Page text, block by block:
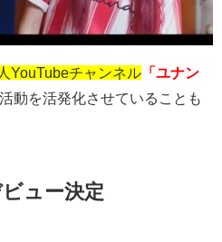
YouTubeチャンネル 「ユナン
動を活発化させていることも
ュー決定